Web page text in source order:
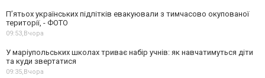
П’ятьох українських підлітків евакуювали з тимчасово окупованої
території, - ФОТО
09:53,Вчора
У маріупольських школах триває набір учнів: як навчатимуться діти
та куди звертатися
09:35,Вчора